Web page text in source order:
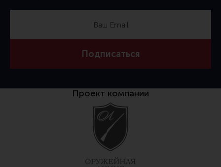
Ершики, вишеры, переходники
Патчи
Линия Огня Медиа
Подписаться
Проект компании